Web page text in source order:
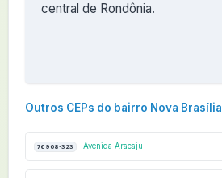
central de Rondônia.
Outros CEPs do bairro Nova Brasília
76908-323 Avenida Aracaju